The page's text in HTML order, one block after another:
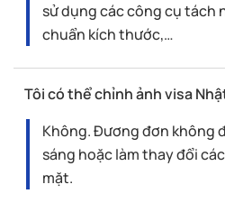
sử dụng các công cụ tách
chuẩn kích thước,…
Tôi có thể chỉnh ảnh visa
Không. Đương đơn không
sáng hoặc làm thay đổi
mặt.